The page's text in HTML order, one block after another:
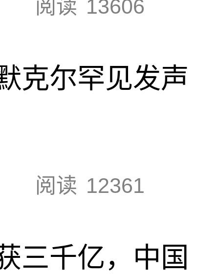
阅读 13606
克尔罕见发声
阅读 12361
三千亿，中国